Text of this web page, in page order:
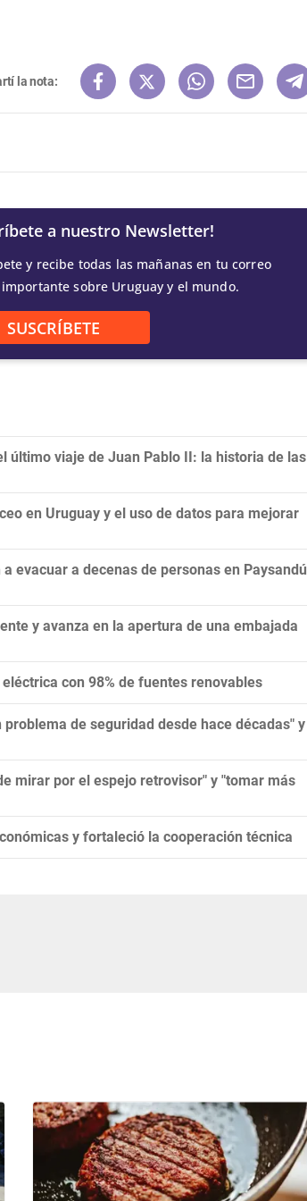
la nota:
a nuestro Newsletter!
y recibe todas las mañanas en tu correo
sobre Uruguay y el mundo.
SUSCRÍBETE
último viaje de Juan Pablo II: la historia de las
en Uruguay y el uso de datos para mejorar
evacuar a decenas de personas en Paysandú
y avanza en la apertura de una embajada
con 98% de fuentes renovables
de seguridad desde hace décadas" y
mirar por el espejo retrovisor" y "tomar más
y fortaleció la cooperación técnica